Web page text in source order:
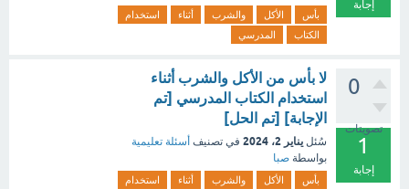
إجابة
بأس الأكل والشرب أثناء
استخدام
الكتاب
المدرسي
0
تصويتات
1
إجابة
لا بأس من الأكل والشرب أثناء
استخدام الكتاب المدرسي [تم
الإجابة] [تم الحل]
سُئل يناير 2، 2024 في تصنيف أسئلة تعليمية
بواسطة صبا
بأس الأكل والشرب أثناء
استخدام